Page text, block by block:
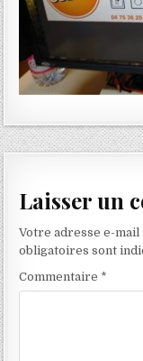
Laisser un
Votre adresse e-mail
obligatoires sont
Commentaire *